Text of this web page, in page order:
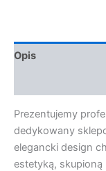
Opis
Prezentujemy
dedykowany
elegancki design
estetyką, skupioną